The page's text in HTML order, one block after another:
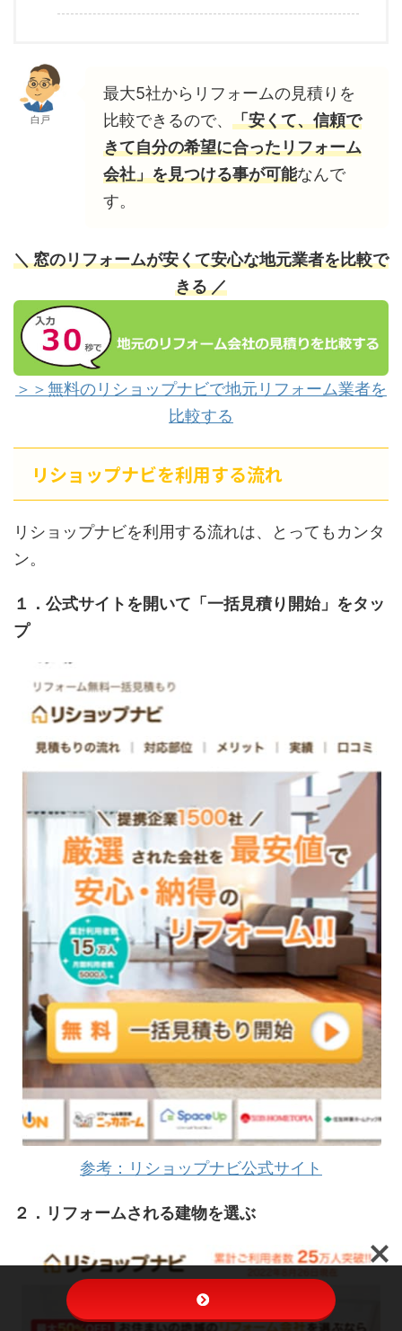
白戸
最大5社からリフォームの見積りを
比較できるので、 「安くて、信頼で
きて自分の希望に合ったリフォーム
会社」を見つける事が可能なんで
す。
＼ 窓のリフォームが安くて安心な地元業者を比較で
きる ／
＞＞無料のリショップナビで地元リフォーム業者を
比較する
リショップナビを利用する流れ
リショップナビを利用する流れは、とってもカンタ
ン。
１．公式サイトを開いて「一括見積り開始」をタッ
プ
参考：リショップナビ公式サイト
２．リフォームされる建物を選ぶ